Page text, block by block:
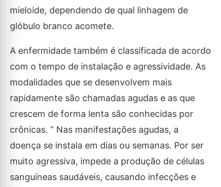
mieloide, dependendo de qual linhagem de
glóbulo branco acomete.
A enfermidade também é classificada de acordo
com o tempo de instalação e agressividade. As
modalidades que se desenvolvem mais
rapidamente são chamadas agudas e as que
crescem de forma lenta são conhecidas por
crônicas. ” Nas manifestações agudas, a
doença se instala em dias ou semanas. Por ser
muito agressiva, impede a produção de células
sanguíneas saudáveis, causando infecções e